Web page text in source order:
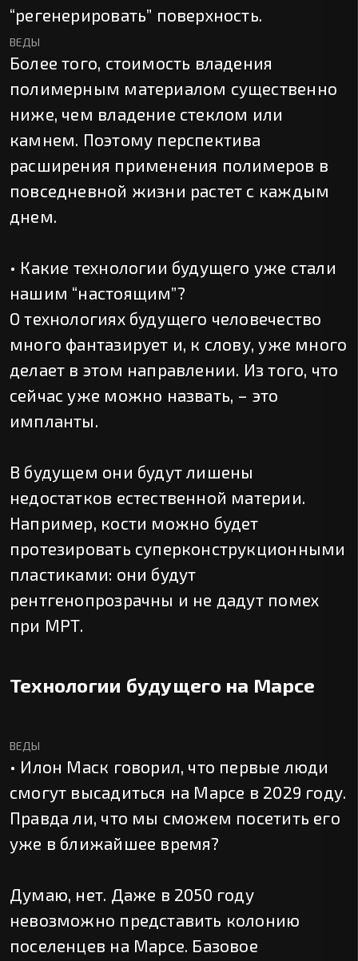
“регенерировать” поверхность.
ВЕДЫ
Более того, стоимость владения
полимерным материалом существенно
ниже, чем владение стеклом или
камнем. Поэтому перспектива
расширения применения полимеров в
повседневной жизни растет с каждым
днем.
• Какие технологии будущего уже стали
нашим “настоящим”?
О технологиях будущего человечество
много фантазирует и, к слову, уже много
делает в этом направлении. Из того, что
сейчас уже можно назвать, – это
импланты.
В будущем они будут лишены
недостатков естественной материи.
Например, кости можно будет
протезировать суперконструкционными
пластиками: они будут
рентгенопрозрачны и не дадут помех
при МРТ.
Технологии будущего на Марсе
ВЕДЫ
• Илон Маск говорил, что первые люди
смогут высадиться на Марсе в 2029 году.
Правда ли, что мы сможем посетить его
уже в ближайшее время?
Думаю, нет. Даже в 2050 году
невозможно представить колонию
поселенцев на Марсе. Базовое